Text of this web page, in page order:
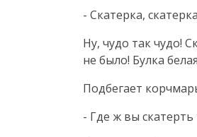
- Скатерка,
Ну, чудо так чудо!
не было! Булка
Подбегает
- Где ж вы